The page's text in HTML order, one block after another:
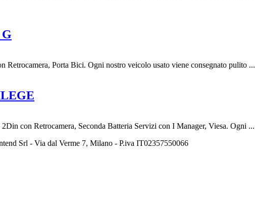
Porta Bici. Ogni nostro veicolo usato viene consegnato pulito ...
con Retrocamera, Seconda Batteria Servizi con I Manager, Viesa. Ogni ...
Srl - Via dal Verme 7, Milano - P.iva IT02357550066